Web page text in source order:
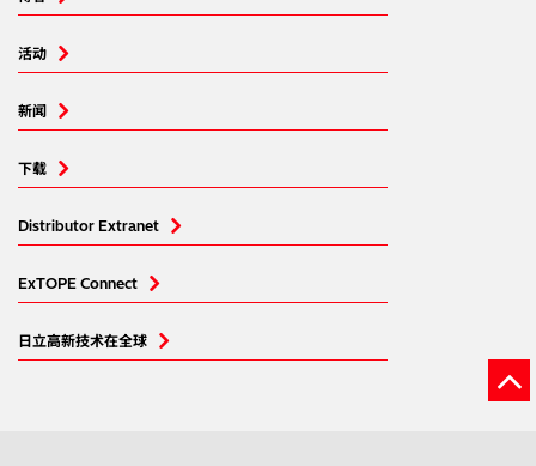
活动
新闻
下载
Distributor Extranet
ExTOPE Connect
日立高新技术在全球